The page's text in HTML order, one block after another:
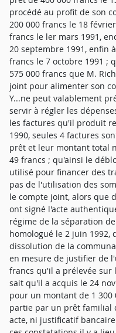
procédé au profit de son
200 000 francs le 18
francs le ler mars 1991,
20 septembre 1991, enfin
francs le 7 octobre 1991 ;
575 000 francs que M.
joint pour alimenter son
Y...ne peut valablement
servir à régler les
les factures qu'il produit
1990, seules 4 factures
prêt et leur montant total
49 francs ; qu'ainsi le
utilisé pour financer des
pas de l'utilisation des
le compte joint, alors que
ont signé l'acte
régime de la séparation
homologué le 2 juin 1992,
dissolution de la
en mesure de justifier de
francs qu'il a prélevée sur
sait qu'il a acquis le 24
pour un montant de 1
partie par un prêt familial
acte, ni justificatif